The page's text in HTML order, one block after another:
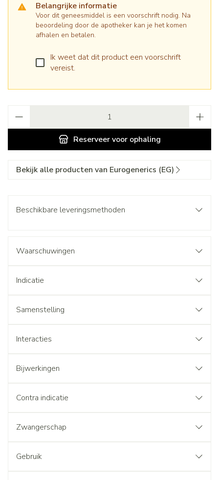
Belangrijke informatie
Voor dit geneesmiddel is een voorschrift nodig. Na
beoordeling door de apotheker kan je het komen
afhalen en betalen.
Ik weet dat dit product een voorschrift
vereist.
Reserveervoor ophaling
Bekijk alle producten van Eurogenerics (EG)
Beschikbare leveringsmethoden
Waarschuwingen
Indicatie
Samenstelling
Interacties
Bijwerkingen
Contra indicatie
Zwangerschap
Gebruik